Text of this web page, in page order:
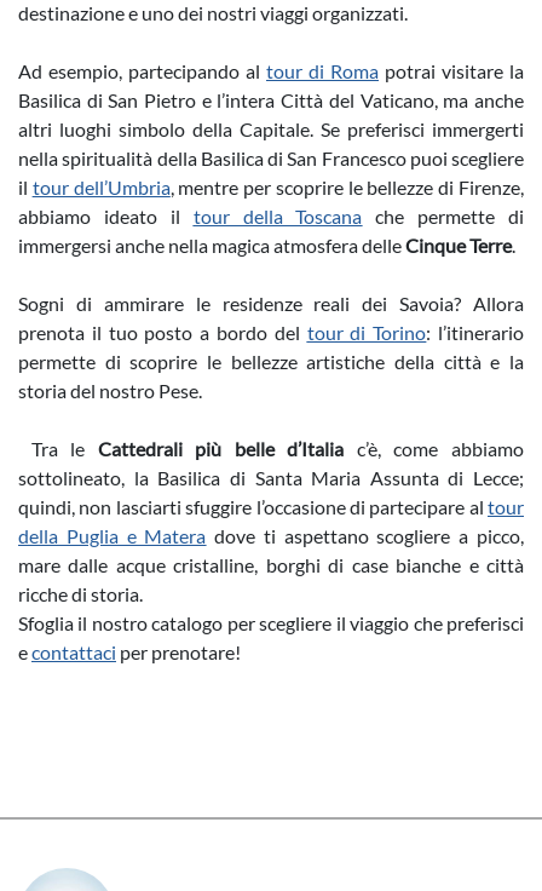
destinazione e uno dei nostri viaggi organizzati.
Ad esempio, partecipando al tour di Roma potrai visitare la
Basilica di San Pietro e l’intera Città del Vaticano, ma anche
altri luoghi simbolo della Capitale. Se preferisci immergerti
nella spiritualità della Basilica di San Francesco puoi scegliere
il tour dell’Umbria, mentre per scoprire le bellezze di Firenze,
abbiamo ideato il tour della Toscana che permette di
immergersi anche nella magica atmosfera delleCinque Terre.
Sogni di ammirare le residenze reali dei Savoia? Allora
prenota il tuo posto a bordo del tour di Torino: l’itinerario
permette di scoprire le bellezze artistiche della città e la
storia del nostro Pese.
Tra le Cattedrali più belle d’Italia c’è, come abbiamo
sottolineato, la Basilica di Santa Maria Assunta di Lecce;
quindi, non lasciarti sfuggire l’occasione di partecipare al tour
della Puglia e Matera dove ti aspettano scogliere a picco,
mare dalle acque cristalline, borghi di case bianche e città
ricche di storia.
Sfoglia il nostro catalogo per scegliere il viaggio che preferisci
econtattaci per prenotare!